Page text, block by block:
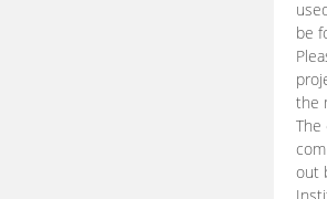
be
the
The
out